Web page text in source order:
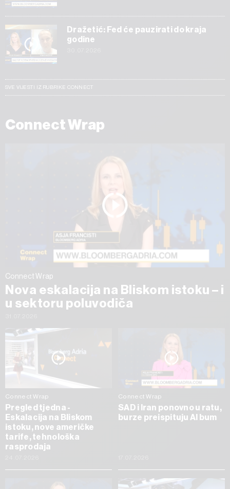
Dražetić: Fed će pauzirati do kraja
godine
SVE VIJESTI IZ RUBRIKE CONNECT
Connect Wrap
Connect Wrap
Nova eskalacija na Bliskom istoku – i
u sektoru poluvodiča
Connect Wrap
Pregled tjedna -
Eskalacija na Bliskom
istoku, nove američke
tarife, tehnološka
rasprodaja
Connect Wrap
SAD i Iran ponovno u ratu,
burze preispituju AI bum